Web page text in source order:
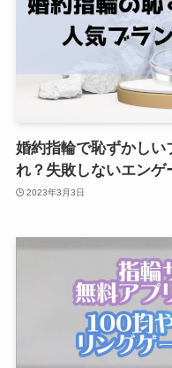
婚約指輪で恥ずかし
れ？失敗しないエン
2023年3月3日